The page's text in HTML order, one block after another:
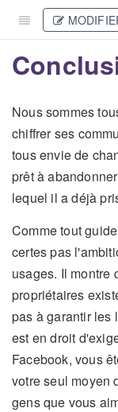
Nous sommes
chiffrer ses
tous envie de
prêt à
lequel il a déjà
Comme tout
certes pas
usages. Il montre
propriétaires
pas à garantir les
est en droit
Facebook, vous
votre seul moyen
gens que vous